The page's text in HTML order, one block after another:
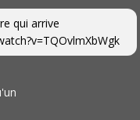
qui arrive